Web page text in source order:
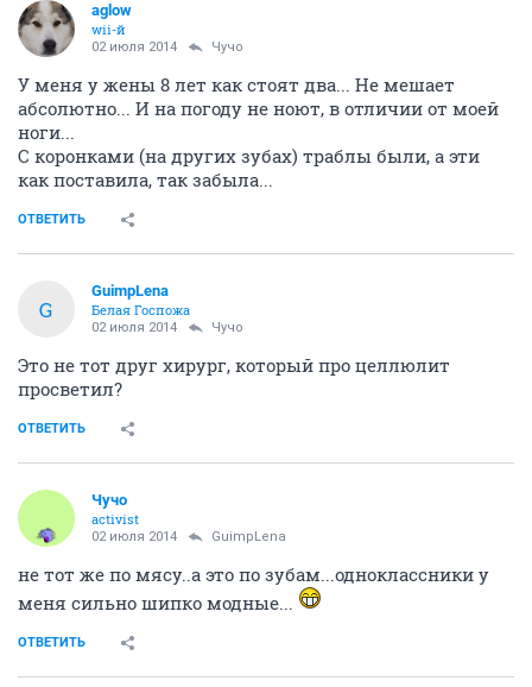
aglow
wii-й
02 июля 2014 Чучо
У меня у жены 8 лет как стоят два... Не мешает
абсолютно... И на погоду не ноют, в отличии от моей
ноги...
С коронками (на других зубах) траблы были, а эти
как поставила, так забыла...
ОТВЕТИТЬ
G
GuimpLena
Белая Госпожа
02 июля 2014 Чучо
Это не тот друг хирург, который про целлюлит
просветил?
ОТВЕТИТЬ
Чучо
activist
02 июля 2014 GuimpLena
не тот же по мясу..а это по зубам...одноклассники у
меня сильно шипко модные...
ОТВЕТИТЬ